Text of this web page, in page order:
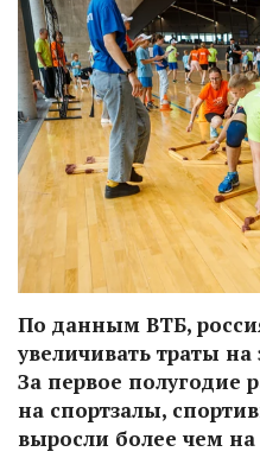
По данным ВТБ,
увеличивать траты
За первое полугодие
на спортзалы,
выросли более чем